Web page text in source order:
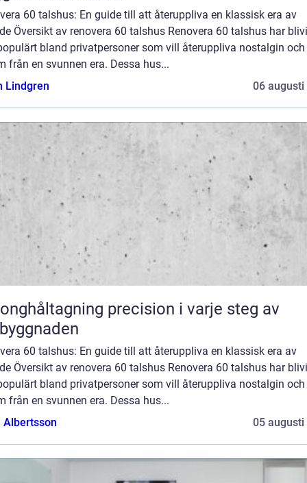
60 talshus: En guide till att återuppliva en klassisk era av
Översikt av renovera 60 talshus Renovera 60 talshus har
bland privatpersoner som vill återuppliva nostalgin och
från en svunnen era. Dessa hus...
Lindgren
06 augusti
precision i varje steg av
60 talshus: En guide till att återuppliva en klassisk era av
Översikt av renovera 60 talshus Renovera 60 talshus har
bland privatpersoner som vill återuppliva nostalgin och
från en svunnen era. Dessa hus...
Albertsson
05 augusti